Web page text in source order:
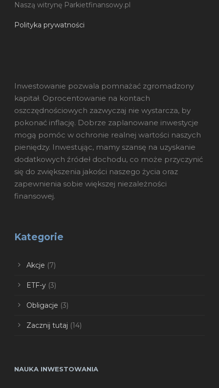
Naszą witrynę Parkietfinansowy.pl
Polityka prywatności
Inwestowanie pozwala pomnażać zgromadzony
kapitał. Oprocentowanie na kontach
oszczędnościowych zazwyczaj nie wystarcza, by
pokonać inflację. Dobrze zaplanowane inwestycje
mogą pomóc w ochronie realnej wartości naszych
pieniędzy. Inwestując, mamy szansę na uzyskanie
dodatkowych źródeł dochodu, co może przyczynić
się do zwiększenia jakości naszego życia oraz
zapewnienia sobie większej niezależności
finansowej.
Kategorie
Akcje (7)
ETF-y (3)
Obligacje (3)
Zacznij tutaj (14)
NAUKA INWESTOWANIA